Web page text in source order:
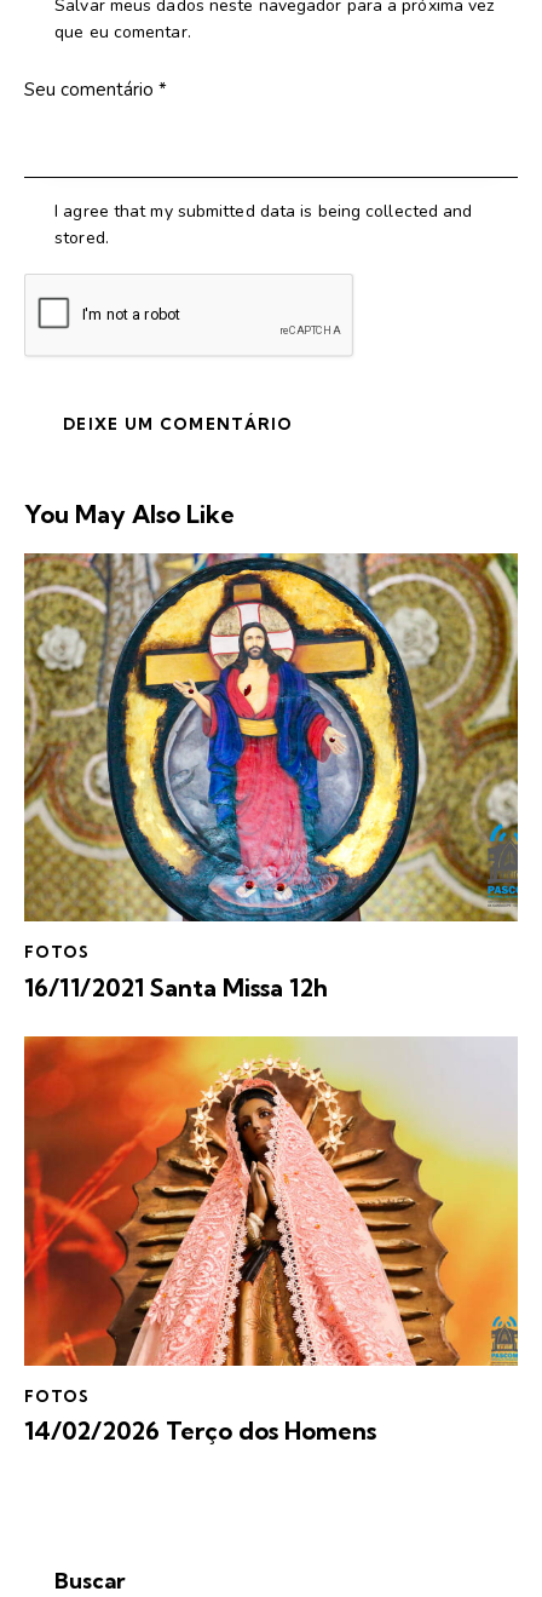
Salvar meus dados neste navegador para a próxima vez
que eu comentar.
I agree that my submitted data is being collected and
stored.
You May Also Like
FOTOS
16/11/2021 Santa Missa 12h
FOTOS
14/02/2026 Terço dos Homens
Buscar